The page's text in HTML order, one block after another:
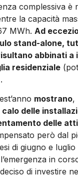
complessiva è
la capacità
MWh. Ad
stand-alone,
abbinati a
residenziale
mostrano,
calo delle
delle
però dal
di giugno e luglio
in
di investire